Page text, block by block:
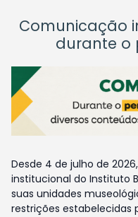
Comunicação
durante o
Desde 4 de julho de
institucional do Instituto
suas unidades
restrições estabelecidas